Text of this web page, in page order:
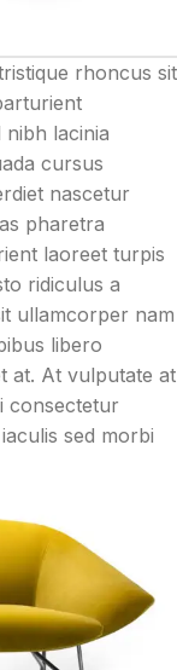
rhoncus sit
nibh lacinia
cursus
nascetur
pharetra
laoreet turpis
ridiculus a
ullamcorper nam
libero
at. At vulputate at
consectetur
sed morbi